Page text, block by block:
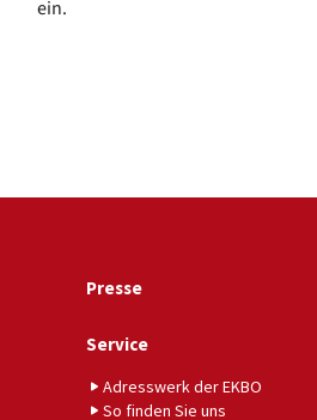
ein.
Presse
Service
Adresswerk der EKBO
So finden Sie uns